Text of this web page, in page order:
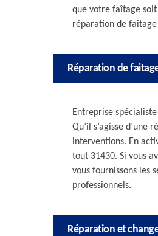
que votre faîtage soit
réparation de
Réparation de
Entreprise
Qu’il s’agisse
interventions. En
tout 31430. Si vous
vous fournissons les
professionnels.
Réparation et